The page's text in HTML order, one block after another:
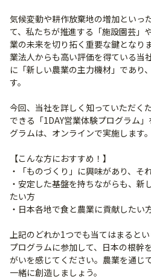
気候変動や耕作放棄地の増加といっ
て、私たちが推進する「施設園芸」
業の未来を切り拓く重要な鍵となり
業法人からも高い評価を得ている当
に「新しい農業の主力機材」であり
す。
今回、当社を詳しく知っていただく
できる「1DAY営業体験プログラム
グラムは、オンラインで実施します。
【こんな方におすすめ！】
・「ものづくり」に興味があり、そ
・安定した基盤を持ちながらも、新
たい方
・日本各地で食と農業に貢献したい
上記のどれか1つでも当てはまると
プログラムに参加して、日本の根幹
がいを感じてください。農業を通じ
一緒に創造しましょう。